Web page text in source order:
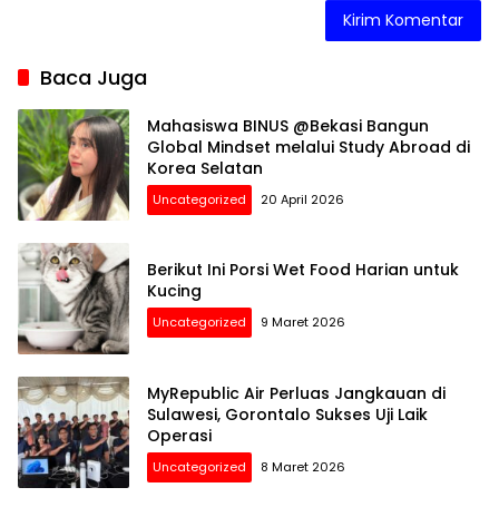
Baca Juga
Mahasiswa BINUS @Bekasi Bangun
Global Mindset melalui Study Abroad di
Korea Selatan
Uncategorized 20 April 2026
Berikut Ini Porsi Wet Food Harian untuk
Kucing
Uncategorized 9 Maret 2026
MyRepublic Air Perluas Jangkauan di
Sulawesi, Gorontalo Sukses Uji Laik
Operasi
Uncategorized 8 Maret 2026